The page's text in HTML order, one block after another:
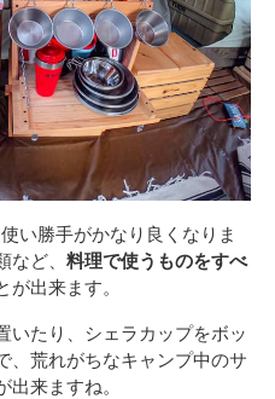
い勝手がかなり良くなりま
ど、 料理で使うものをすべ
が出来ます。
いたり、シェラカップをボッ
、荒れがちなキャンプ中のサ
来ますね。